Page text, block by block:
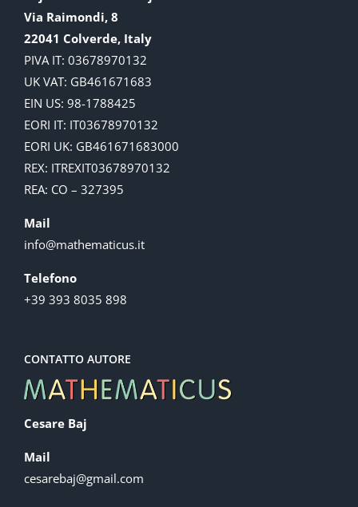
Via Raimondi, 8
22041 Colverde, Italy
PIVA IT: 03678970132
UK VAT: GB461671683
EIN US: 98-1788425
EORI IT: IT03678970132
EORI UK: GB461671683000
REX: ITREXIT03678970132
REA: CO – 327395
Mail
info@mathematicus.it
Telefono
+39 393 8035 898
CONTATTO AUTORE
Cesare Baj
Mail
cesarebaj@gmail.com